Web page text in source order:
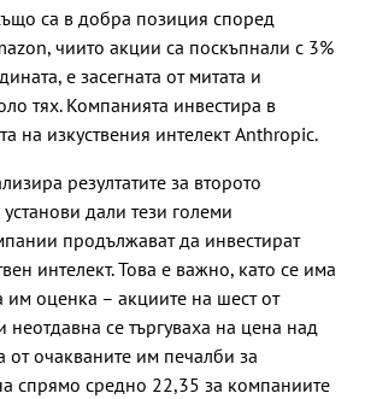
са в добра позиция според
чиито акции са поскъпнали с 3%
е засегната от митата и
тях. Компанията инвестира в
на изкуствения интелект Anthropic.
резултатите за второто
дали тези големи
продължават да инвестират
интелект. Това е важно, като се има
им оценка – акциите на шест от
се търгуваха на цена над
от очакваните им печалби за
спрямо средно 22,35 за компаниите